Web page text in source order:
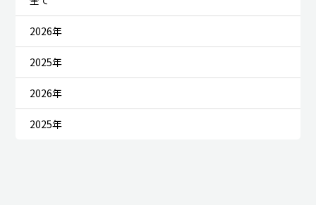
2026年
2025年
2026年
2025年